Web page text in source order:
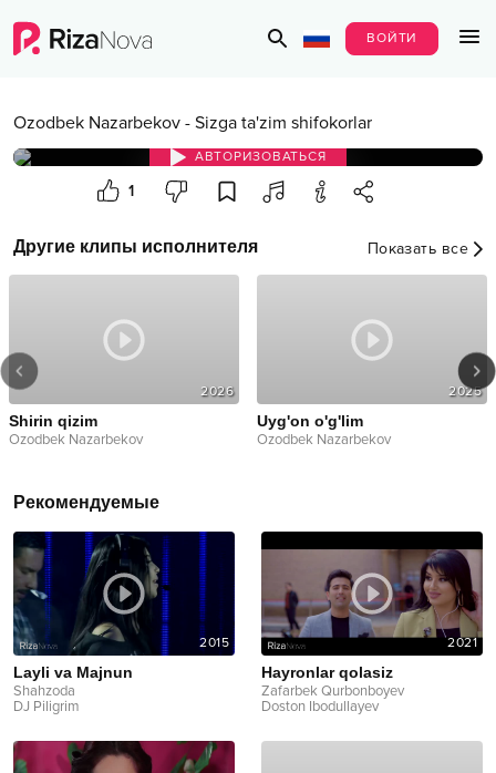
ВОЙТИ
Ozodbek Nazarbekov - Sizga ta'zim shifokorlar
АВТОРИЗОВАТЬСЯ
1
Другие клипы исполнителя Показать все
2026
Shirin qizim
Ozodbek Nazarbekov
2025
Uyg'on o'g'lim
Ozodbek Nazarbekov
Рекомендуемые
2015
Layli va Majnun
Shahzoda
DJ Piligrim
2021
Hayronlar qolasiz
Zafarbek Qurbonboyev
Doston Ibodullayev